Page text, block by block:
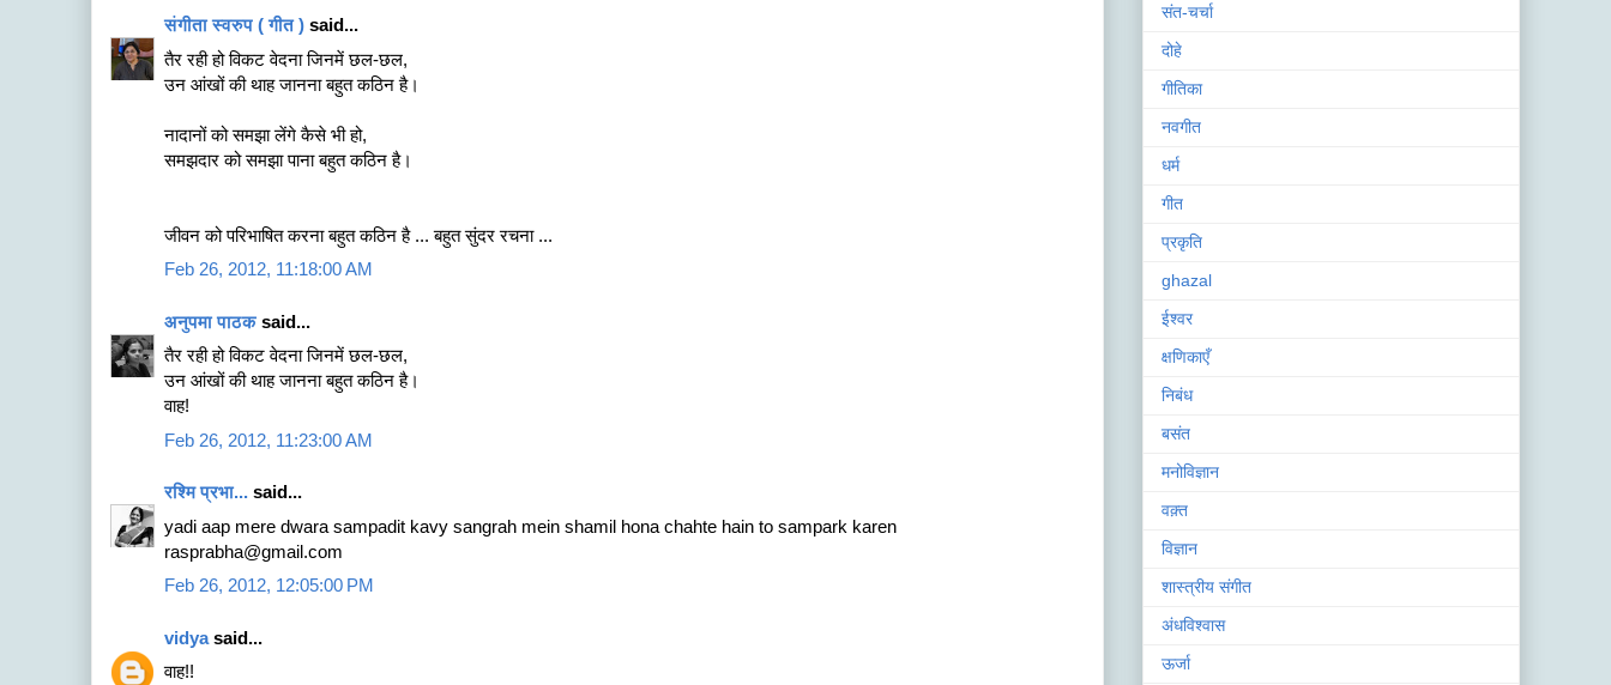
संगीता स्वरुप ( गीत ) said...
तैर रही हो विकट वेदना जिनमें छल-छल,
उन आंखों की थाह जानना बहुत कठिन है।
नादानों को समझा लेंगे कैसे भी हो,
समझदार को समझा पाना बहुत कठिन है।
जीवन को परिभाषित करना बहुत कठिन है ... बहुत सुंदर रचना ...
Feb 26, 2012, 11:18:00 AM
अनुपमा पाठक said...
तैर रही हो विकट वेदना जिनमें छल-छल,
उन आंखों की थाह जानना बहुत कठिन है।
वाह!
Feb 26, 2012, 11:23:00 AM
रश्मि प्रभा... said...
yadi aap mere dwara sampadit kavy sangrah mein shamil hona chahte hain to sampark karen
rasprabha@gmail.com
Feb 26, 2012, 12:05:00 PM
vidyasaid...
वाह!!
संत-चर्चा
दोहे
गीतिका
नवगीत
धर्म
गीत
प्रकृति
ghazal
ईश्वर
क्षणिकाएँ
निबंध
बसंत
मनोविज्ञान
वक़्त
विज्ञान
शास्त्रीय संगीत
अंधविश्वास
ऊर्जा